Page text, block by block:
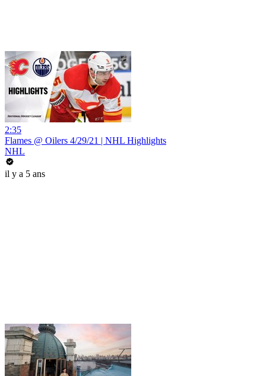
2:35
Flames @ Oilers 4/29/21 | NHL Highlights
NHL
il y a 5 ans